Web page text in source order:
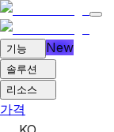
기능 New
솔루션
리소스
가격